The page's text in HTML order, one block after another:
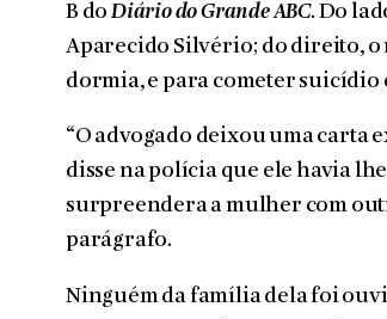
B do Diário do Grande ABC. Do
Aparecido Silvério; do direito, o
dormia, e para cometer suicídio
“O advogado deixou uma carta
disse na polícia que ele havia
surpreendera a mulher com
parágrafo.
Ninguém da família dela foi